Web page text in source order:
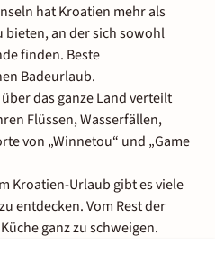
hat Kroatien mehr als
bieten, an der sich sowohl
finden. Beste
Badeurlaub.
das ganze Land verteilt
Flüssen, Wasserfällen,
von „Winnetou“ und „Game
Kroatien-Urlaub gibt es viele
entdecken. Vom Rest der
ganz zu schweigen.